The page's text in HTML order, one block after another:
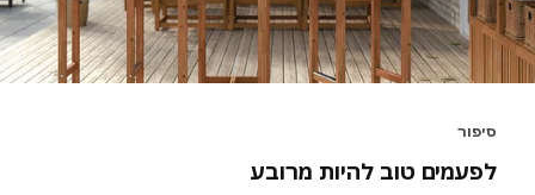
סיפור
לפעמים טוב להיות מרובע